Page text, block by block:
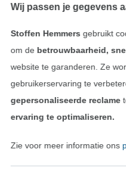
Meer dan 1.8 miljoen
WIL JE ALTIJD
Wij passen je gegevens
Stoffen Hemmers gebruikt
om de betrouwbaarheid,
website te garanderen. Ze
gebruikerservaring te
gepersonaliseerde reclame
ervaring te optimaliseren.
Zie voor meer informatie ons